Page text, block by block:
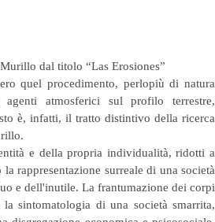
dal titolo “Las Erosiones”
quel procedimento, perlopiù di natura
atmosferici sul profilo terrestre,
è, infatti, il tratto distintivo della ricerca
e della propria individualità, ridotti a
rappresentazione surreale di una società
e dell'inutile. La frantumazione dei corpi
sintomatologia di una società smarrita,